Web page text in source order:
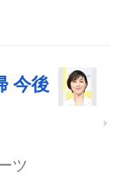
今後
ツ